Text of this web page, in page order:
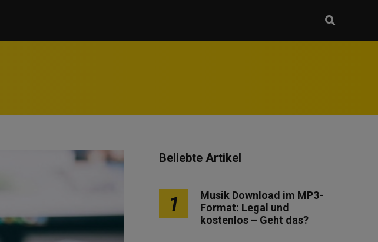
Beliebte Artikel
1
Musik Download im MP3-
Format: Legal und
kostenlos – Geht das?